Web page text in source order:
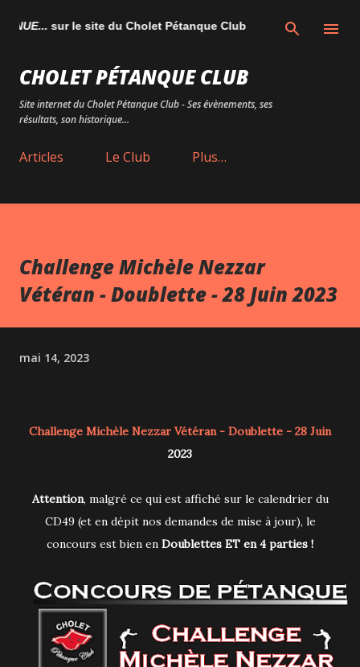
Accéder au contenu principal
sur le site du Cholet Pétanque Club
CHOLET PÉTANQUE CLUB
Site internet du Cholet Pétanque Club - Ses évènements, ses
résultats, son historique...
Articles Le Club Plus…
Challenge Michèle Nezzar
Vétéran - Doublette - 28 Juin 2023
mai 14, 2023
Challenge Michèle Nezzar Vétéran - Doublette - 28 Juin
2023
Attention, malgré ce qui est affiché sur le calendrier du
CD49 (et en dépit nos demandes de mise à jour), le
concours est bien en Doublettes ET en 4 parties !